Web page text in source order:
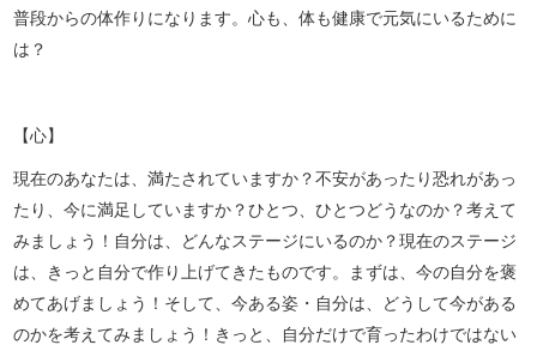
普段からの体作りになります。心も、体も健康で元気にいるために
は？
【心】
現在のあなたは、満たされていますか？不安があったり恐れがあっ
たり、今に満足していますか？ひとつ、ひとつどうなのか？考えて
みましょう！自分は、どんなステージにいるのか？現在のステージ
は、きっと自分で作り上げてきたものです。まずは、今の自分を褒
めてあげましょう！そして、今ある姿・自分は、どうして今がある
のかを考えてみましょう！きっと、自分だけで育ったわけではない